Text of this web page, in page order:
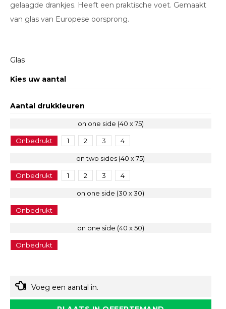
gelaagde drankjes. Heeft een praktische voet. Gemaakt
van glas van Europese oorsprong.
Glas
Kies uw aantal
Aantal drukkleuren
on one side (40 x 75)
Onbedrukt 1 2 3 4
on two sides (40 x 75)
Onbedrukt 1 2 3 4
on one side (30 x 30)
Onbedrukt
on one side (40 x 50)
Onbedrukt
Voeg een aantal in.